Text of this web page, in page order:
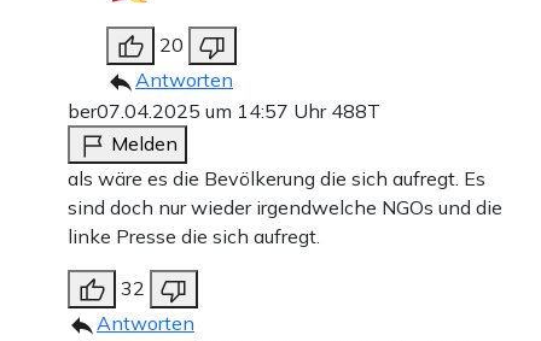
20
Antworten
ber07.04.2025 um 14:57 Uhr 488T
Melden
als wäre es die Bevölkerung die sich aufregt. Es
sind doch nur wieder irgendwelche NGOs und die
linke Presse die sich aufregt.
32
Antworten